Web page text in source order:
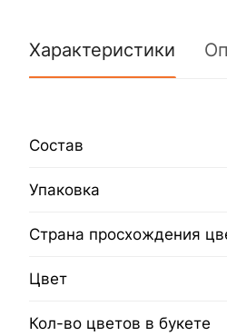
Характеристики
Состав
Упаковка
Страна просхождения
Цвет
Кол-во цветов в букете